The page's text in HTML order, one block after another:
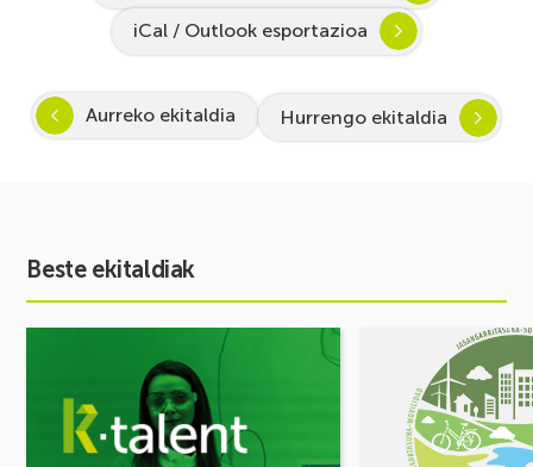
iCal / Outlook esportazioa
Aurreko ekitaldia Hurrengo ekitaldia
Beste ekitaldiak
STEAM
MUGIKORTASUN
FOROA
Partekatu